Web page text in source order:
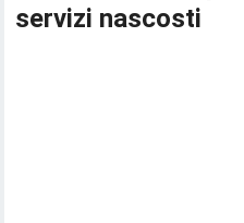
servizi nascosti